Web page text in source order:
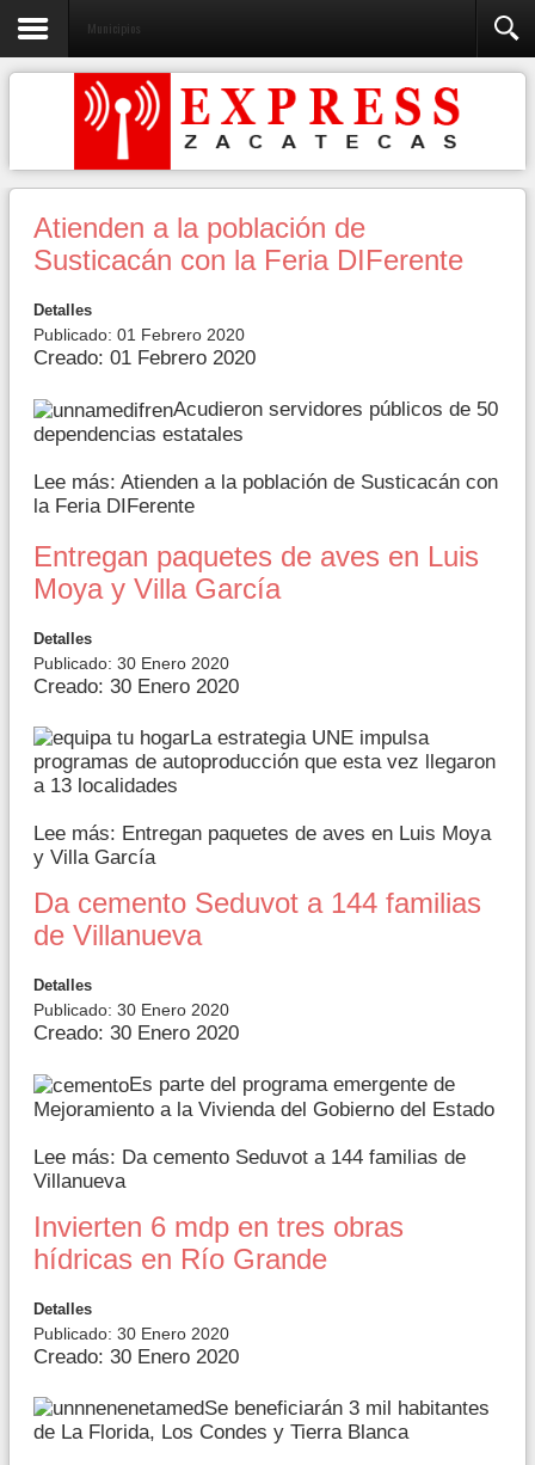
Municipios
Atienden a la población de
Susticacán con la Feria DIFerente
Detalles
Publicado: 01 Febrero 2020
Creado: 01 Febrero 2020
Acudieron servidores públicos de 50
dependencias estatales
Lee más: Atienden a la población de Susticacán con
la Feria DIFerente
Entregan paquetes de aves en Luis
Moya y Villa García
Detalles
Publicado: 30 Enero 2020
Creado: 30 Enero 2020
La estrategia UNE impulsa
programas de autoproducción que esta vez llegaron
a 13 localidades
Lee más: Entregan paquetes de aves en Luis Moya
y Villa García
Da cemento Seduvot a 144 familias
de Villanueva
Detalles
Publicado: 30 Enero 2020
Creado: 30 Enero 2020
Es parte del programa emergente de
Mejoramiento a la Vivienda del Gobierno del Estado
Lee más: Da cemento Seduvot a 144 familias de
Villanueva
Invierten 6 mdp en tres obras
hídricas en Río Grande
Detalles
Publicado: 30 Enero 2020
Creado: 30 Enero 2020
Se beneficiarán 3 mil habitantes
de La Florida, Los Condes y Tierra Blanca